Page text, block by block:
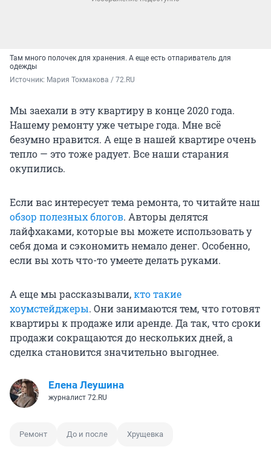
Там много полочек для хранения. А еще есть отпариватель для
одежды
Источник: Мария Токмакова / 72.RU
Мы заехали в эту квартиру в конце 2020 года.
Нашему ремонту уже четыре года. Мне всё
безумно нравится. А еще в нашей квартире очень
тепло — это тоже радует. Все наши старания
окупились.
Если вас интересует тема ремонта, то читайте наш
обзор полезных блогов. Авторы делятся
лайфхаками, которые вы можете использовать у
себя дома и сэкономить немало денег. Особенно,
если вы хоть что-то умеете делать руками.
А еще мы рассказывали,кто такие
хоумстейджеры. Они занимаются тем, что готовят
квартиры к продаже или аренде. Да так, что сроки
продажи сокращаются до нескольких дней, а
сделка становится значительно выгоднее.
Елена Леушина
журналист 72.RU
Ремонт До и после Хрущевка